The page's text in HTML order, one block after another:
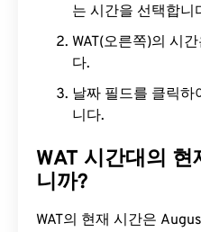
는 시간을 선택합니
WAT(오른쪽)의 시
다.
날짜 필드를 클릭하
니다.
WAT 시간대의
니까?
WAT의 현재 시간은